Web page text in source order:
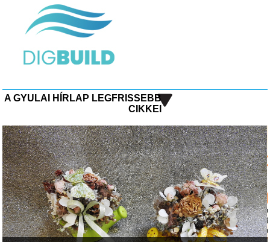
A GYULAI HÍRLAP LEGFRISSEBB
CIKKEI